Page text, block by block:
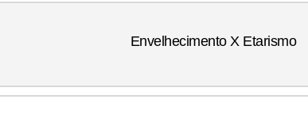
Envelhecimento X Etarismo